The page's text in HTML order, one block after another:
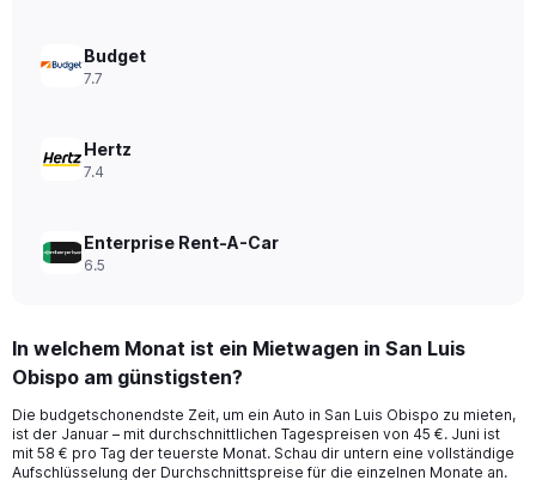
to
Budget
7.7
Hertz
7.4
Enterprise Rent-A-Car
6.5
In welchem Monat ist ein Mietwagen in San Luis
Obispo am günstigsten?
Die budgetschonendste Zeit, um ein Auto in San Luis Obispo zu mieten,
ist der Januar – mit durchschnittlichen Tagespreisen von 45 €. Juni ist
mit 58 € pro Tag der teuerste Monat. Schau dir untern eine vollständige
Aufschlüsselung der Durchschnittspreise für die einzelnen Monate an.